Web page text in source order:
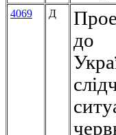
4069 Д
до